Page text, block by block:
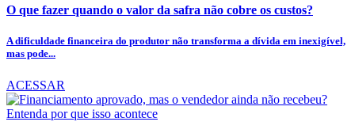
O que fazer quando o valor da safra não cobre os custos?
A dificuldade financeira do produtor não transforma a dívida em inexigível,
mas pode...
ACESSAR